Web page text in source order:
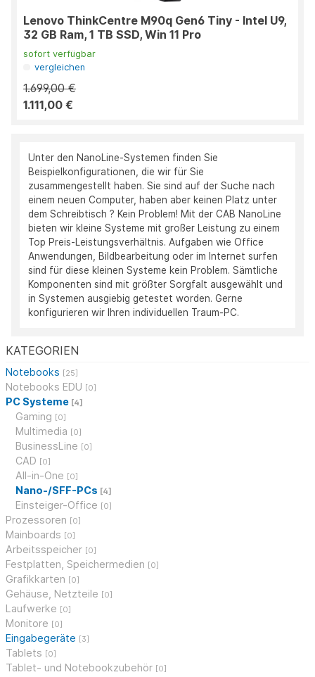
KATEGORIEN
Notebooks [25]
Notebooks EDU [0]
PC Systeme [4]
Gaming [0]
Multimedia [0]
BusinessLine [0]
CAD [0]
All-in-One [0]
Nano-/SFF-PCs [4]
Einsteiger-Office [0]
Prozessoren [0]
Mainboards [0]
Arbeitsspeicher [0]
Festplatten, Speichermedien [0]
Grafikkarten [0]
Gehäuse, Netzteile [0]
Laufwerke [0]
Monitore [0]
Eingabegeräte [3]
Tablets [0]
Tablet- und Notebookzubehör [0]
Lenovo ThinkCentre M90q Gen6 Tiny - Intel U9,
32 GB Ram, 1 TB SSD, Win 11 Pro
sofort verfügbar
vergleichen
1.699,00 €
1.111,00 €
Unter den NanoLine-Systemen finden Sie
Beispielkonfigurationen, die wir für Sie
zusammengestellt haben. Sie sind auf der Suche nach
einem neuen Computer, haben aber keinen Platz unter
dem Schreibtisch ? Kein Problem! Mit der CAB NanoLine
bieten wir kleine Systeme mit großer Leistung zu einem
Top Preis-Leistungsverhältnis. Aufgaben wie Office
Anwendungen, Bildbearbeitung oder im Internet surfen
sind für diese kleinen Systeme kein Problem. Sämtliche
Komponenten sind mit größter Sorgfalt ausgewählt und
in Systemen ausgiebig getestet worden. Gerne
konfigurieren wir Ihren individuellen Traum-PC.